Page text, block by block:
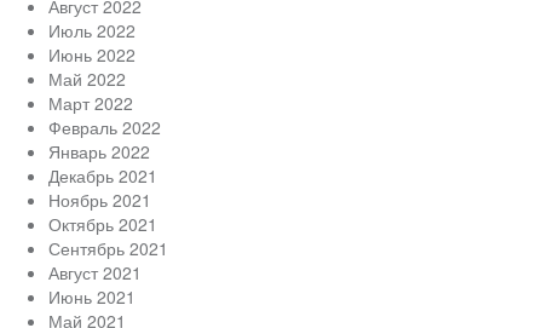
Август 2022
Июль 2022
Июнь 2022
Май 2022
Март 2022
Февраль 2022
Январь 2022
Декабрь 2021
Ноябрь 2021
Октябрь 2021
Сентябрь 2021
Август 2021
Июнь 2021
Май 2021